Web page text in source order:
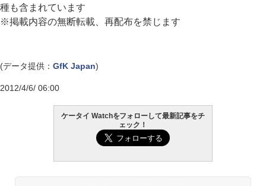
種も含まれています
※掲載内容の無断転載、再配布を禁じます
(データ提供： GfK Japan)
2012/4/6/ 06:00
ケータイ Watchをフォローして最新記事をチ
ェック！